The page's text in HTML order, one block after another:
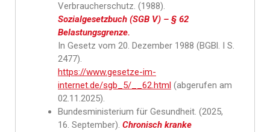
Verbraucherschutz. (1988).
Sozialgesetzbuch (SGB V) – § 62
Belastungsgrenze.
In Gesetz vom 20. Dezember 1988 (BGBl. I S.
2477).
https://www.gesetze-im-
internet.de/sgb_5/__62.html (abgerufen am
02.11.2025).
Bundesministerium für Gesundheit. (2025,
16. September). Chronisch kranke